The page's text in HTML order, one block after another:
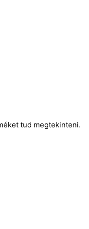
tud megtekinteni.